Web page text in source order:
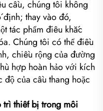
cầu, chúng tôi không
thay vào đó,
tác phẩm điêu khắc
Chúng tôi có thể điều
chiều rộng của đường
hợp hoàn hảo với kích
của cầu thang hoặc
trì thiết bị trong môi